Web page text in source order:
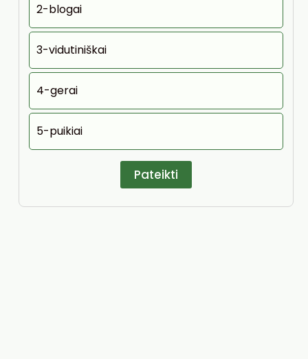
2-blogai
3-vidutiniškai
4-gerai
5-puikiai